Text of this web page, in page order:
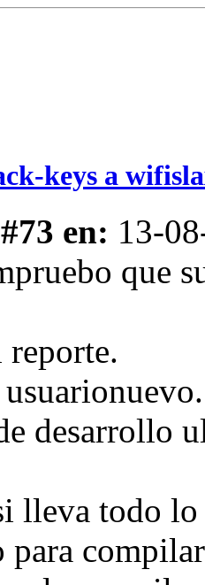
keys a
en: 13-
que
reporte.
desarrollo
lleva todo
para